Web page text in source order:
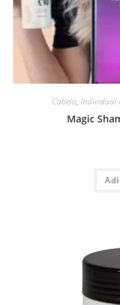
Cabelo, Individual
Magic